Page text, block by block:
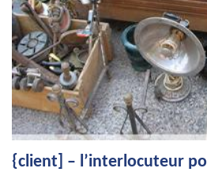
{client] – l’interlocuteur